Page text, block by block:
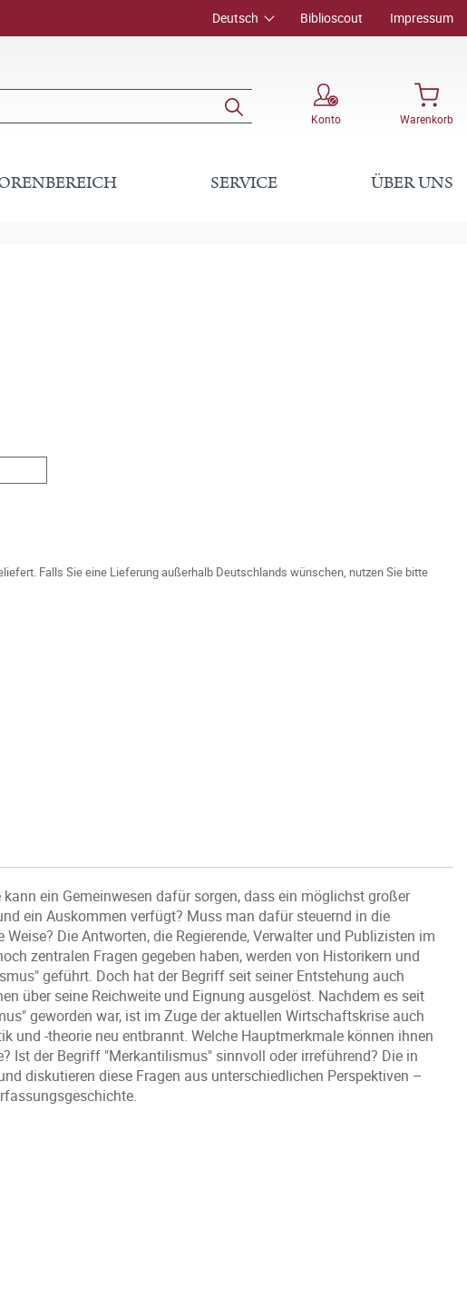
Deutsch Biblioscout Impressum
Konto Warenkorb
SERVICE ÜBER UNS
Falls Sie eine Lieferung außerhalb Deutschlands wünschen, nutzen Sie bitte
ein Gemeinwesen dafür sorgen, dass ein möglichst großer
ein Auskommen verfügt? Muss man dafür steuernd in die
Die Antworten, die Regierende, Verwalter und Publizisten im
zentralen Fragen gegeben haben, werden von Historikern und
geführt. Doch hat der Begriff seit seiner Entstehung auch
über seine Reichweite und Eignung ausgelöst. Nachdem es seit
geworden war, ist im Zuge der aktuellen Wirtschaftskrise auch
und -theorie neu entbrannt. Welche Hauptmerkmale können ihnen
Ist der Begriff "Merkantilismus" sinnvoll oder irreführend? Die in
diskutieren diese Fragen aus unterschiedlichen Perspektiven –